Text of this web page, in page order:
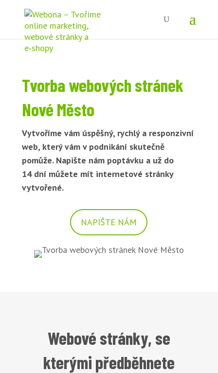
Tvorba webových stránek
Nové Město
Vytvoříme vám úspěšný, rychlý a responzivní
web, který vám v podnikání skutečně
pomůže. Napište nám poptávku a už do
14 dní můžete mít internetové stránky
vytvořené.
NAPIŠTE NÁM
Webové stránky, se
kterými předběhnete